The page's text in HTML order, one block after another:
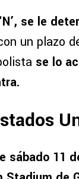
se le
un plazo
se lo
sábado 11